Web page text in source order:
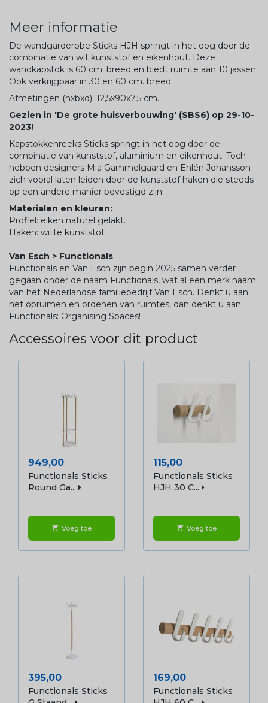
Meer informatie
De wandgarderobe Sticks HJH springt in het oog door de
combinatie van wit kunststof en eikenhout. Deze
wandkapstok is 60 cm. breed en biedt ruimte aan 10 jassen.
Ook verkrijgbaar in 30 en 60 cm. breed.
Afmetingen (hxbxd): 12,5x90x7,5 cm.
Gezien in 'De grote huisverbouwing' (SBS6) op 29-10-
2023!
Kapstokkenreeks Sticks springt in het oog door de
combinatie van kunststof, aluminium en eikenhout. Toch
hebben designers Mia Gammelgaard en Ehlén Johansson
zich vooral laten leiden door de kunststof haken die steeds
op een andere manier bevestigd zijn.
Materialen en kleuren:
Profiel: eiken naturel gelakt.
Haken: witte kunststof.
Van Esch > Functionals
Functionals en Van Esch zijn begin 2025 samen verder
gegaan onder de naam Functionals, wat al een merk naam
van het Nederlandse familiebedrijf Van Esch. Denkt u aan
het opruimen en ordenen van ruimtes, dan denkt u aan
Functionals: Organising Spaces!
Accessoires voor dit product
Prijs
949,00
Functionals Sticks
Round Ga...
shopping_cart Voeg toe
Prijs
115,00
Functionals Sticks
HJH 30 C...
shopping_cart Voeg toe
Prijs
395,00
Functionals Sticks
Prijs
169,00
Functionals Sticks